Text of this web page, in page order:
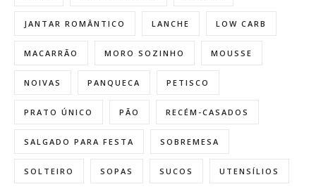
JANTAR ROMÂNTICO LANCHE LOW CARB
MACARRÃO MORO SOZINHO MOUSSE
NOIVAS PANQUECA PETISCO
PRATO ÚNICO PÃO RECÉM-CASADOS
SALGADO PARA FESTA SOBREMESA
SOLTEIRO SOPAS SUCOS UTENSÍLIOS